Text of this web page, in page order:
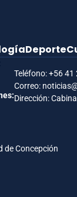
Deporte
Teléfono:+56 41
Correo:
Dirección:
de Concepción